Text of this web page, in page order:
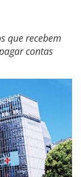
que recebem
contas